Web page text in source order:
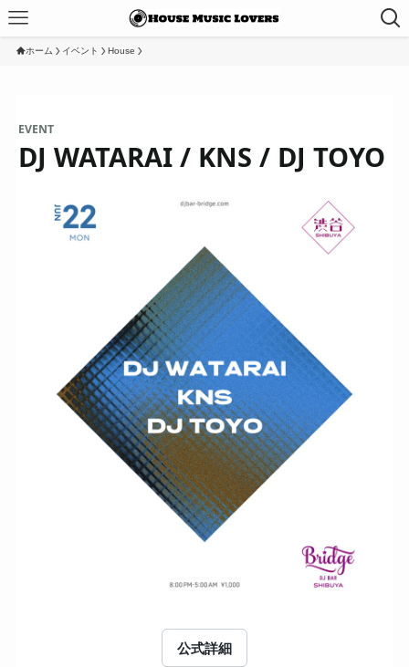
ホーム イベント House
EVENT
DJ WATARAI / KNS / DJ TOYO
公式詳細